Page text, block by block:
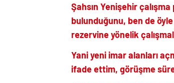
Şahsın Yenişehir
bulunduğunu, ben de
rezervine yönelik
Yani yeni imar alanları
ifade ettim, görüşme